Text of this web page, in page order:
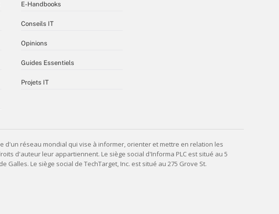
E-Handbooks
Conseils IT
Opinions
Guides Essentiels
Projets IT